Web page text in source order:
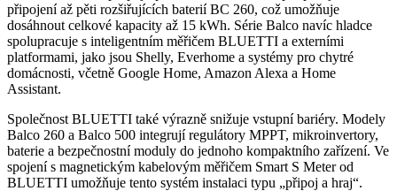
připojení až pěti rozšiřujících baterií BC 260, což umožňuje
dosáhnout celkové kapacity až 15 kWh. Série Balco navíc hladce
spolupracuje s inteligentním měřičem BLUETTI a externími
platformami, jako jsou Shelly, Everhome a systémy pro chytré
domácnosti, včetně Google Home, Amazon Alexa a Home
Assistant.
Společnost BLUETTI také výrazně snižuje vstupní bariéry. Modely
Balco 260 a Balco 500 integrují regulátory MPPT, mikroinvertory,
baterie a bezpečnostní moduly do jednoho kompaktního zařízení. Ve
spojení s magnetickým kabelovým měřičem Smart S Meter od
BLUETTI umožňuje tento systém instalaci typu „připoj a hraj“.